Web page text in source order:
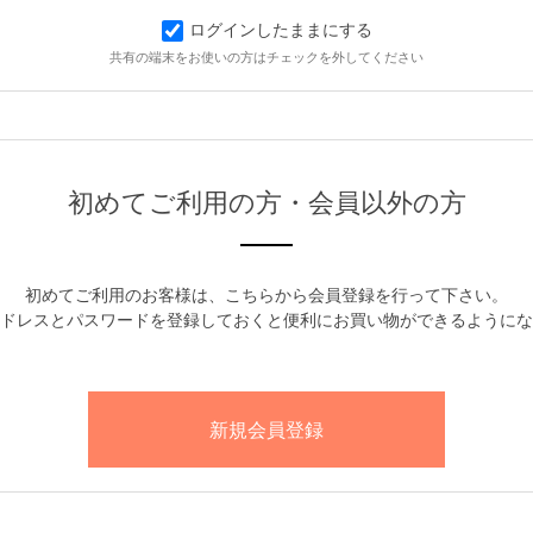
ログインしたままにする
共有の端末をお使いの方はチェックを外してください
初めてご利用の方・会員以外の方
初めてご利用のお客様は、こちらから会員登録を行って下さい。
レスとパスワードを登録しておくと便利にお買い物ができるように